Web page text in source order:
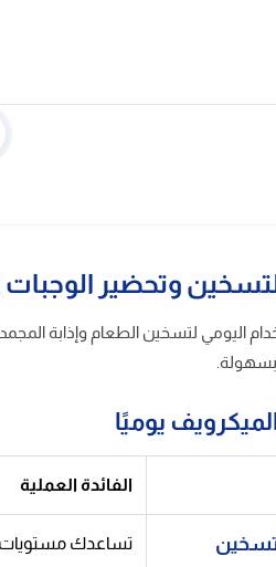
هام 25 لتر الاستخدام اليومي لتسخين
يوميًا
الفائدة العملية
تساعدك مستويات